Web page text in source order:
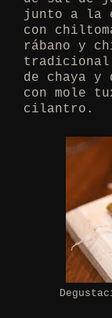
junto a la
con
rábano y
tradicional
de chaya y
con mole
cilantro.